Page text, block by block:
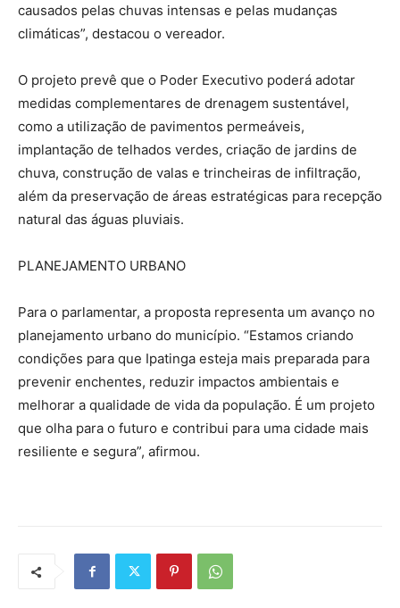
causados pelas chuvas intensas e pelas mudanças
climáticas”, destacou o vereador.
O projeto prevê que o Poder Executivo poderá adotar
medidas complementares de drenagem sustentável,
como a utilização de pavimentos permeáveis,
implantação de telhados verdes, criação de jardins de
chuva, construção de valas e trincheiras de infiltração,
além da preservação de áreas estratégicas para recepção
natural das águas pluviais.
PLANEJAMENTO URBANO
Para o parlamentar, a proposta representa um avanço no
planejamento urbano do município. “Estamos criando
condições para que Ipatinga esteja mais preparada para
prevenir enchentes, reduzir impactos ambientais e
melhorar a qualidade de vida da população. É um projeto
que olha para o futuro e contribui para uma cidade mais
resiliente e segura”, afirmou.